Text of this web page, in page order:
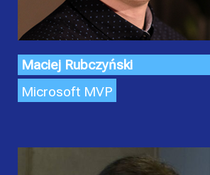
Maciej Rubczyński
Microsoft MVP